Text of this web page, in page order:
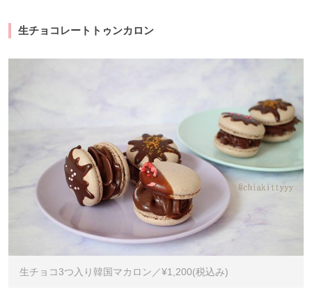
生チョコレートトゥンカロン
生チョコ3つ入り韓国マカロン／¥1,200(税込み)